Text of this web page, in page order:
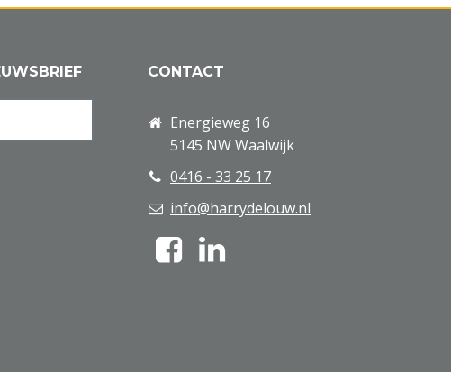
CONTACT
Energieweg 16
5145 NW Waalwijk
0416 - 33 25 17
info@harrydelouw.nl